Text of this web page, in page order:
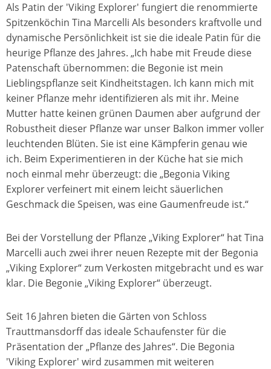
Als Patin der 'Viking Explorer' fungiert die renommierte
Spitzenköchin Tina Marcelli Als besonders kraftvolle und
dynamische Persönlichkeit ist sie die ideale Patin für die
heurige Pflanze des Jahres. „Ich habe mit Freude diese
Patenschaft übernommen: die Begonie ist mein
Lieblingspflanze seit Kindheitstagen. Ich kann mich mit
keiner Pflanze mehr identifizieren als mit ihr. Meine
Mutter hatte keinen grünen Daumen aber aufgrund der
Robustheit dieser Pflanze war unser Balkon immer voller
leuchtenden Blüten. Sie ist eine Kämpferin genau wie
ich. Beim Experimentieren in der Küche hat sie mich
noch einmal mehr überzeugt: die „Begonia Viking
Explorer verfeinert mit einem leicht säuerlichen
Geschmack die Speisen, was eine Gaumenfreude ist.“
Bei der Vorstellung der Pflanze „Viking Explorer“ hat Tina
Marcelli auch zwei ihrer neuen Rezepte mit der Begonia
„Viking Explorer“ zum Verkosten mitgebracht und es war
klar. Die Begonie „Viking Explorer“ überzeugt.
Seit 16 Jahren bieten die Gärten von Schloss
Trauttmansdorff das ideale Schaufenster für die
Präsentation der „Pflanze des Jahres“. Die Begonia
'Viking Explorer' wird zusammen mit weiteren